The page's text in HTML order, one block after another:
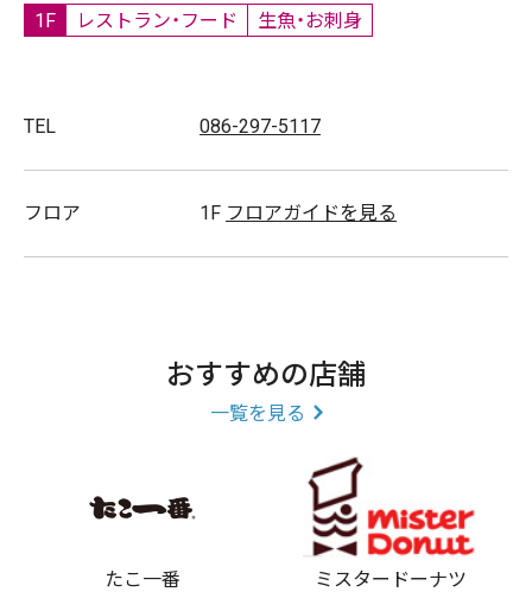
1F レストラン・フード 生魚・お刺身
TEL 086-297-5117
フロア 1F フロアガイドを見る
おすすめの店舗
一覧を見る
たこ一番 ミスタードーナツ